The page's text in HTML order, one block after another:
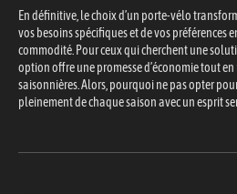
En définitive, le choix d’un porte-vélo
vos besoins spécifiques et de vos préférences
commodité. Pour ceux qui cherchent une
option offre une promesse d’économie tout
saisonnières. Alors, pourquoi ne pas opter
pleinement de chaque saison avec un esprit